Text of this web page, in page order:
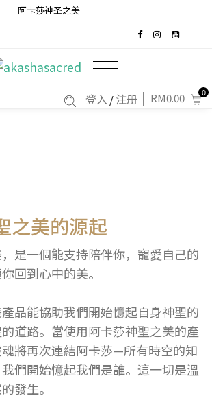
阿卡莎神圣之美
登入 /注册 RM0.00 0
之美的源起
是一個能支持陪伴你，寵愛自己的
回到心中的美。
品能協助我們開始憶起自身神聖的
道路。當使用阿卡莎神聖之美的產
將再次連結阿卡莎—所有時空的知
們開始憶起我們是誰。這一切是溫
發生。